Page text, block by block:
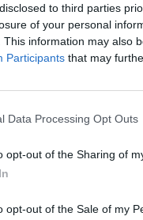
to third parties
of your personal
This information may also
Participants that may
Data Processing Opt Outs
opt-out of the Sharing of
opt-out of the Sale of my
ο αδελφός
Κούρκουλα.